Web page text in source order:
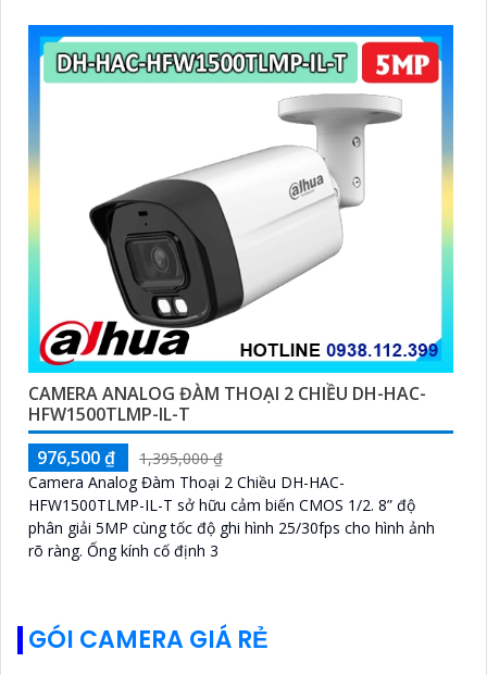
CAMERA ANALOG ĐÀM THOẠI 2 CHIỀU DH-HAC-
HFW1500TLMP-IL-T
976,500 ₫
1,395,000 ₫
Camera Analog Đàm Thoại 2 Chiều DH-HAC-
HFW1500TLMP-IL-T sở hữu cảm biến CMOS 1/2. 8” độ
phân giải 5MP cùng tốc độ ghi hình 25/30fps cho hình ảnh
rõ ràng. Ống kính cố định 3
GÓI CAMERA GIÁ RẺ